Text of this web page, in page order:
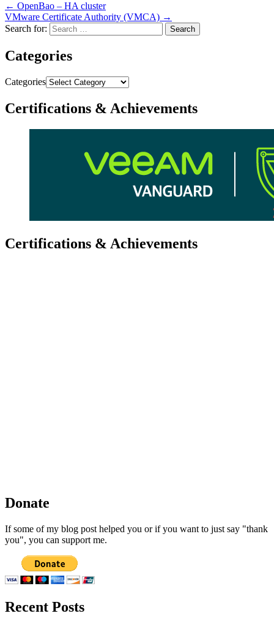
← OpenBao – HA cluster
VMware Certificate Authority (VMCA) →
Search for:
Categories
Categories
Certifications & Achievements
Certifications & Achievements
Donate
If some of my blog post helped you or if you want to just say "thank
you", you can support me.
Recent Posts